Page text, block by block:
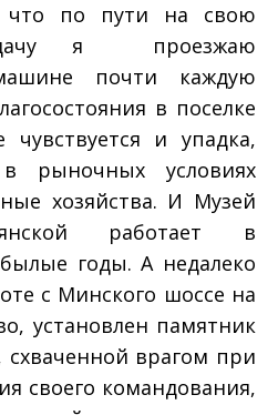
что по пути на свою
дачу я проезжаю
почти каждую
в поселке
и упадка,
рыночных условиях
хозяйства. И Музей
работает в
годы. А недалеко
с Минского шоссе на
установлен памятник
врагом при
своего командования,